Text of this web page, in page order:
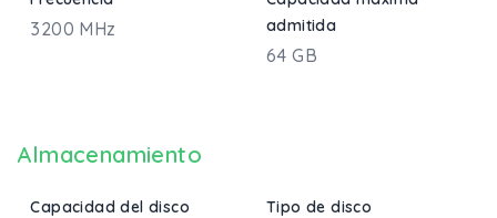
3200 MHz
admitida
64 GB
Almacenamiento
Capacidad del disco
Tipo de disco